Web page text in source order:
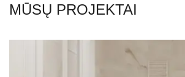
MŪSŲ PROJEKTAI